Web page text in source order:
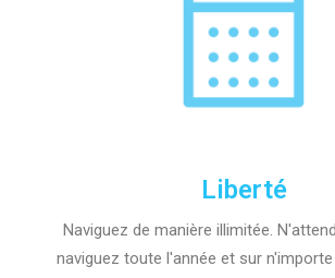
Liberté
Naviguez de manière illimitée.
naviguez toute l'année et sur n'importe